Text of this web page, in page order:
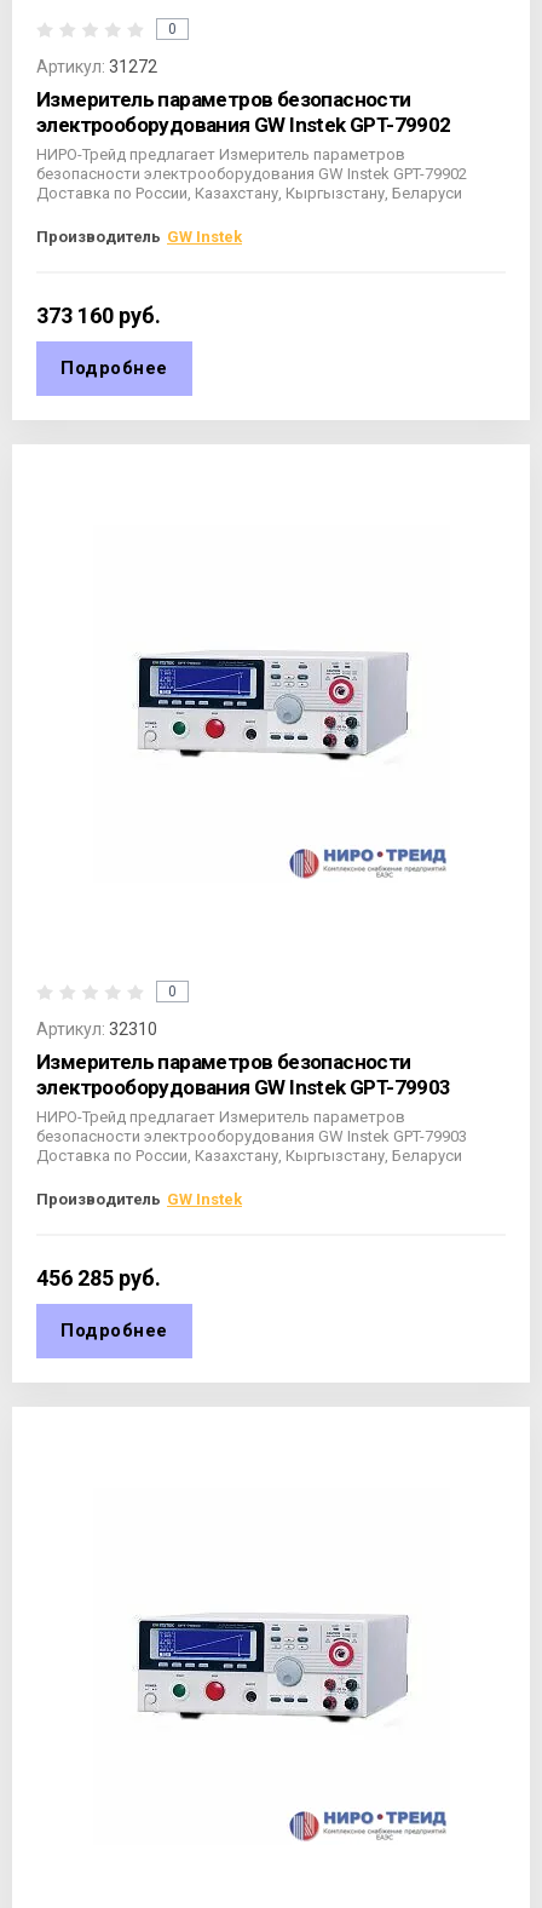
0
Артикул: 31272
Измеритель параметров безопасности
электрооборудования GW Instek GPT-79902
НИРО-Трейд предлагает Измеритель параметров
безопасности электрооборудования GW Instek GPT-79902
Доставка по России, Казахстану, Кыргызстану, Беларуси
Производитель GW Instek
373 160 руб.
Подробнее
0
Артикул: 32310
Измеритель параметров безопасности
электрооборудования GW Instek GPT-79903
НИРО-Трейд предлагает Измеритель параметров
безопасности электрооборудования GW Instek GPT-79903
Доставка по России, Казахстану, Кыргызстану, Беларуси
Производитель GW Instek
456 285 руб.
Подробнее